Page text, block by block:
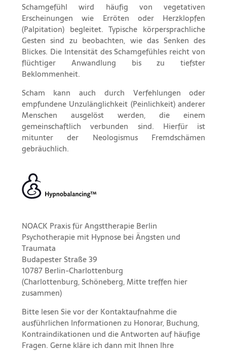
Schamgefühl wird häufig von vegetativen
Erscheinungen wie Erröten oder Herzklopfen
(Palpitation) begleitet. Typische körpersprachliche
Gesten sind zu beobachten, wie das Senken des
Blickes. Die Intensität des Schamgefühles reicht von
flüchtiger Anwandlung bis zu tiefster
Beklommenheit.
Scham kann auch durch Verfehlungen oder
empfundene Unzulänglichkeit (Peinlichkeit) anderer
Menschen ausgelöst werden, die einem
gemeinschaftlich verbunden sind. Hierfür ist
mitunter der Neologismus Fremdschämen
gebräuchlich.
NOACK Praxis für Angsttherapie Berlin
Psychotherapie mit Hypnose bei Ängsten und
Traumata
Budapester Straße 39
10787 Berlin-Charlottenburg
(Charlottenburg, Schöneberg, Mitte treffen hier
zusammen)
Bitte lesen Sie vor der Kontaktaufnahmedie
ausführlichen Informationen zu Honorar, Buchung,
Kontraindikationen und dieAntworten auf häufige
Fragen. Gerne kläre ich dann mit Ihnen Ihre